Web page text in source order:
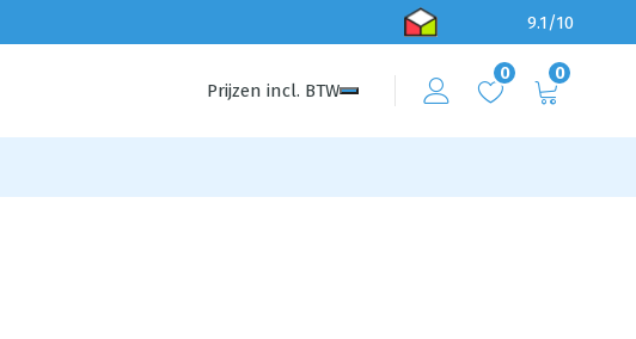
9.1/10
Prijzen incl. BTW
0 0